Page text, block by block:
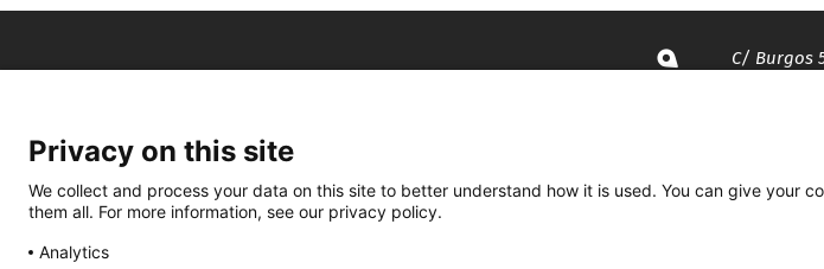
C/ Burgos
935 120 481
Privacy on this site
We collect and process your data on this site to better understand how it is used. You can give your
them all. For more information, see our privacy policy.
Analytics